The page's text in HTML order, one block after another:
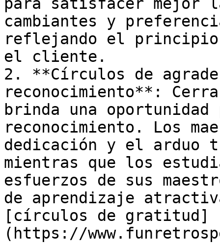
cambiantes y
reflejando el principio
el cliente.
2. **Círculos de
reconocimiento**:
brinda una
reconocimiento. Los
dedicación y el arduo
mientras que los
esfuerzos de sus
de aprendizaje
[círculos de gratitud]
(https://